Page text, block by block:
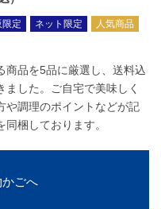
限定 ネット限定 人気商品
商品を5品に厳選し、送料込
した。ご自宅で美味しく
や調理のポイントなどが記
梱しております。
ごへ